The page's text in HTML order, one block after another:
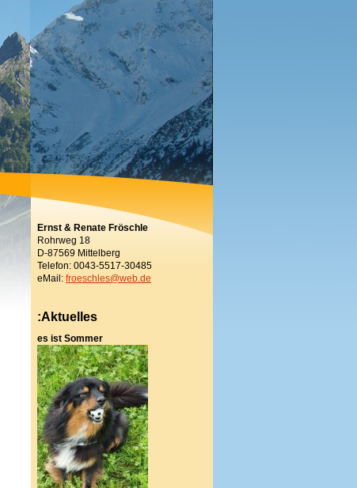
Ernst & Renate Fröschle
Rohrweg 18
D-87569 Mittelberg
Telefon: 0043-5517-30485
eMail: froeschles@web.de
:Aktuelles
es ist Sommer